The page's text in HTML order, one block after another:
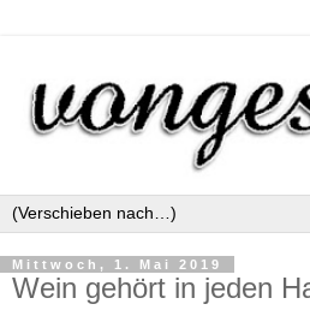
Mittwoch, 1. Mai 2019
Wein gehört in jeden